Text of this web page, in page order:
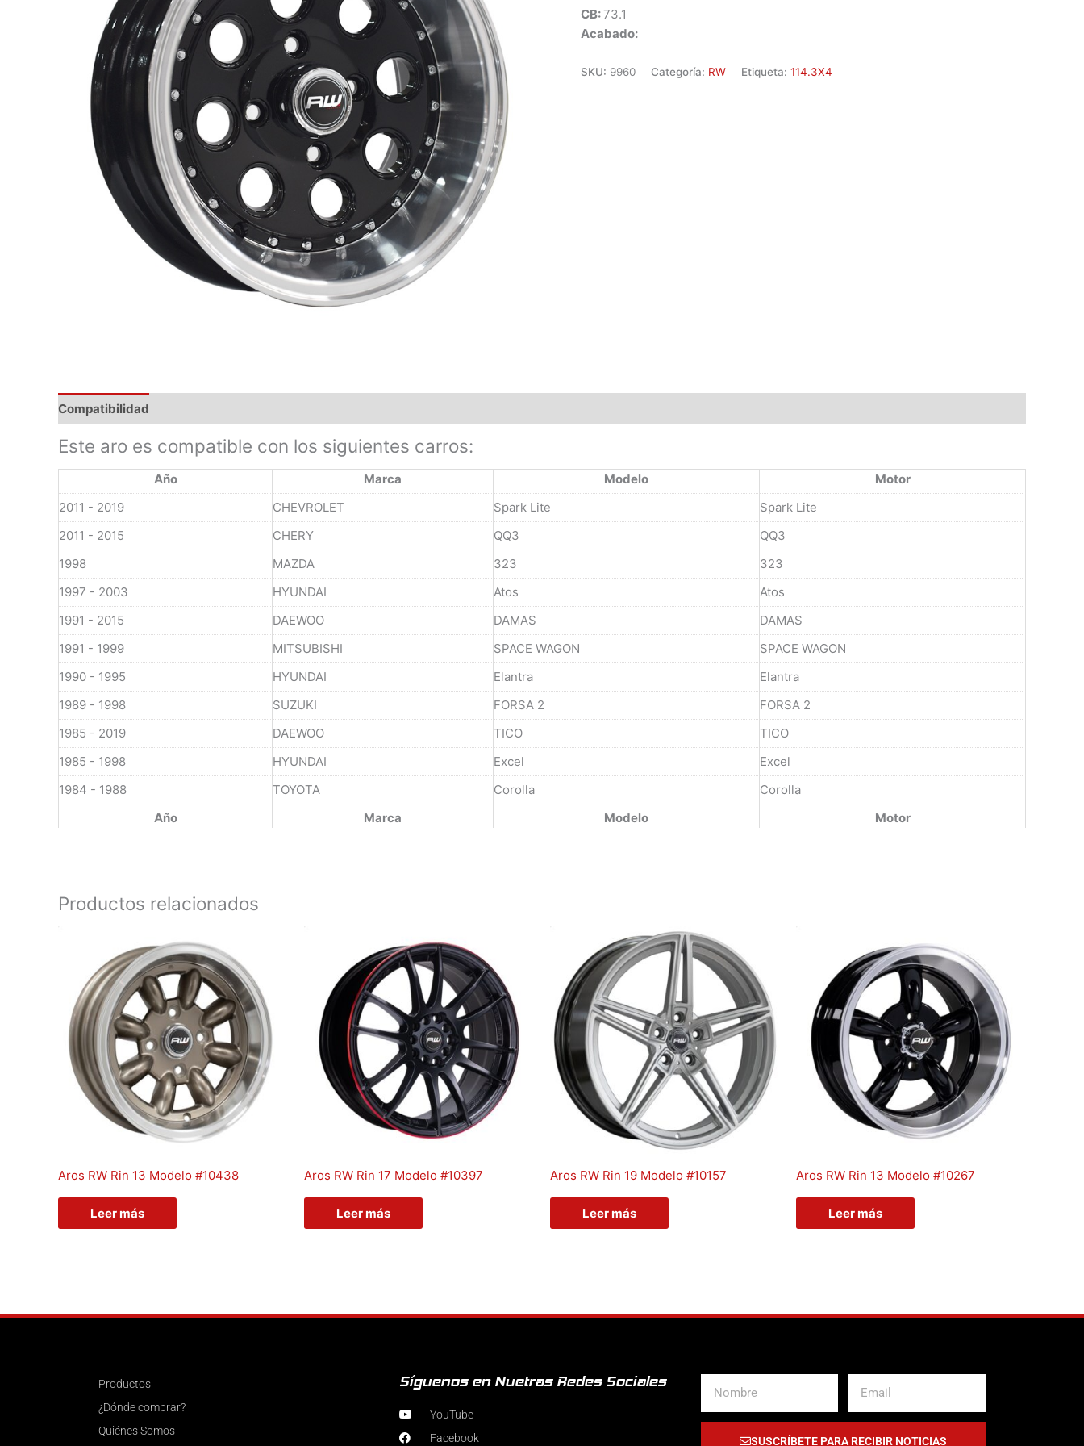
CB:73.1
Acabado:
SKU: 9960 Categoría: RW Etiqueta: 114.3X4
Compatibilidad
Este aro es compatible con los siguientes carros:
Año Marca Modelo Motor
Año Marca Modelo Motor
2011 - 2019 CHEVROLET Spark Lite
Spark Lite
2011 - 2015
CHERY QQ3
QQ3
1998
MAZDA 323
323
1997 - 2003
HYUNDAI Atos
Atos
1991 - 2015
DAEWOO DAMAS
DAMAS
1991 - 1999
MITSUBISHI SPACE WAGON
SPACE WAGON
1990 - 1995
HYUNDAI Elantra
Elantra
1989 - 1998
SUZUKI FORSA 2
FORSA 2
1985 - 2019
DAEWOO TICO
TICO
1985 - 1998
HYUNDAI Excel
Excel
1984 - 1988
TOYOTA Corolla Corolla
Productos relacionados
Aros RW Rin 13 Modelo #10438
Leer más
Aros RW Rin 17 Modelo #10397
Leer más
Aros RW Rin 19 Modelo #10157
Leer más
Aros RW Rin 13 Modelo #10267
Leer más
Productos
¿Dónde comprar?
Quiénes Somos
Síguenos en Nuetras Redes Sociales
YouTube
Facebook
SUSCRÍBETE PARA RECIBIR NOTICIAS